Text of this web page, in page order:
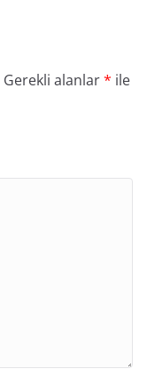
Gerekli alanlar* ile